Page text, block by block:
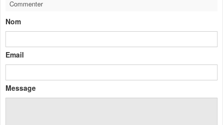
Commenter
Nom
Email
Message